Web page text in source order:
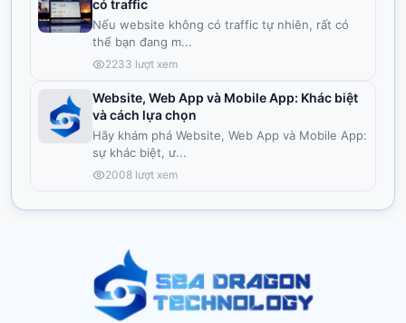
có traffic
Nếu website không có traffic tự nhiên, rất có
thể bạn đang m...
2233 lượt xem
Website, Web App và Mobile App: Khác biệt
và cách lựa chọn
Hãy khám phá Website, Web App và Mobile App:
sự khác biệt, ư...
2008 lượt xem